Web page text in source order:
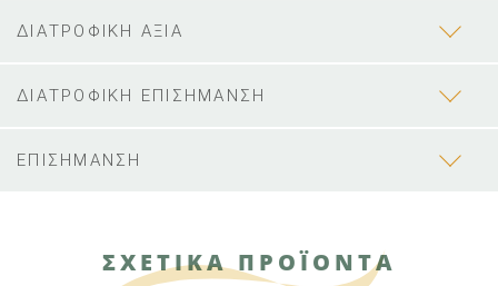
ΔΙΑΤΡΟΦΙΚΗ ΑΞΙΑ
ΔΙΑΤΡΟΦΙΚΗ ΕΠΙΣΗΜΑΝΣΗ
ΕΠΙΣΗΜΑΝΣΗ
ΣΧΕΤΙΚΑ ΠΡΟΪΟΝΤΑ